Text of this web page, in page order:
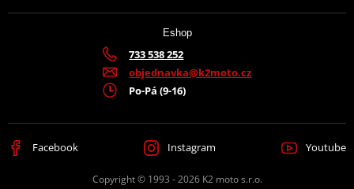
Eshop
733 538 252
objednavka@k2moto.cz
Po-Pá (9-16)
Facebook Instagram Youtube
Copyright © 1993 - 2026 K2 moto s.r.o.